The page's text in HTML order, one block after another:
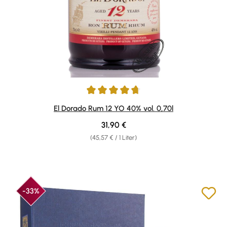
Durchschnittliche Bewertung von 4.73 von 5 Sternen
El Dorado Rum 12 YO 40% vol. 0,70l
(45,57 € / 1 Liter)
Regulärer Preis:
31,90 €
-33%